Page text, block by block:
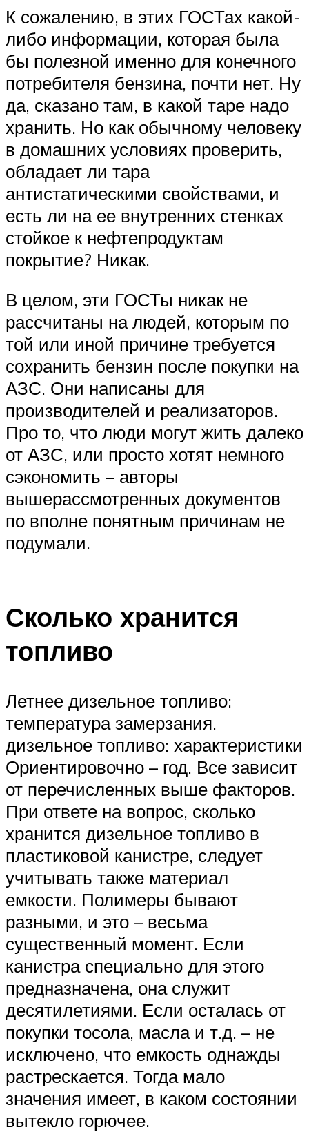
К сожалению, в этих ГОСТах какой-
либо информации, которая была
бы полезной именно для конечного
потребителя бензина, почти нет. Ну
да, сказано там, в какой таре надо
хранить. Но как обычному человеку
в домашних условиях проверить,
обладает ли тара
антистатическими свойствами, и
есть ли на ее внутренних стенках
стойкое к нефтепродуктам
покрытие? Никак.
В целом, эти ГОСТы никак не
рассчитаны на людей, которым по
той или иной причине требуется
сохранить бензин после покупки на
АЗС. Они написаны для
производителей и реализаторов.
Про то, что люди могут жить далеко
от АЗС, или просто хотят немного
сэкономить – авторы
вышерассмотренных документов
по вполне понятным причинам не
подумали.
Сколько хранится
топливо
Летнее дизельное топливо:
температура замерзания.
дизельное топливо: характеристики
Ориентировочно – год. Все зависит
от перечисленных выше факторов.
При ответе на вопрос, сколько
хранится дизельное топливо в
пластиковой канистре, следует
учитывать также материал
емкости. Полимеры бывают
разными, и это – весьма
существенный момент. Если
канистра специально для этого
предназначена, она служит
десятилетиями. Если осталась от
покупки тосола, масла и т.д. – не
исключено, что емкость однажды
растрескается. Тогда мало
значения имеет, в каком состоянии
вытекло горючее.